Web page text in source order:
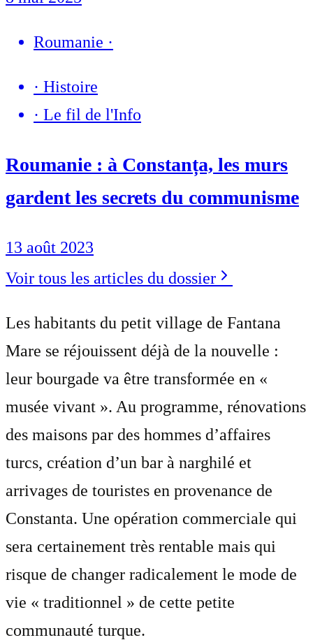
Roumanie ·
· Histoire
· Le fil de l'Info
Roumanie : à Constanța, les murs
gardent les secrets du communisme
13 août 2023
Voir tous les articles du dossier
Les habitants du petit village de Fantana
Mare se réjouissent déjà de la nouvelle :
leur bourgade va être transformée en «
musée vivant ». Au programme, rénovations
des maisons par des hommes d’affaires
turcs, création d’un bar à narghilé et
arrivages de touristes en provenance de
Constanta. Une opération commerciale qui
sera certainement très rentable mais qui
risque de changer radicalement le mode de
vie « traditionnel » de cette petite
communauté turque.